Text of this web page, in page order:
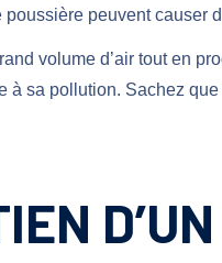
peuvent causer
volume d’air tout en
à sa pollution. Sachez